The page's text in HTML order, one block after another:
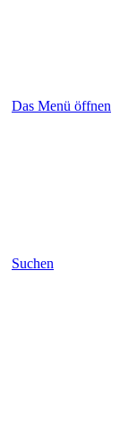
Das Menü öffnen
Suchen